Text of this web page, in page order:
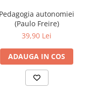
Pedagogia autonomiei
(Paulo Freire)
39,90 Lei
ADAUGA IN COS